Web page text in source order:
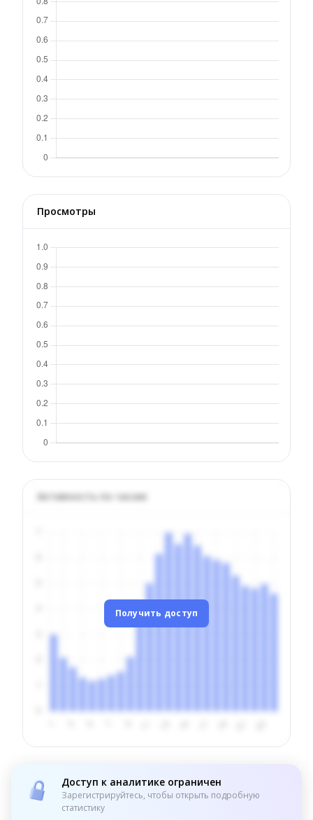
Просмотры
Активность по часам
Получить доступ
Доступ к аналитике ограничен
Зарегистрируйтесь, чтобы открыть подробную
статистику